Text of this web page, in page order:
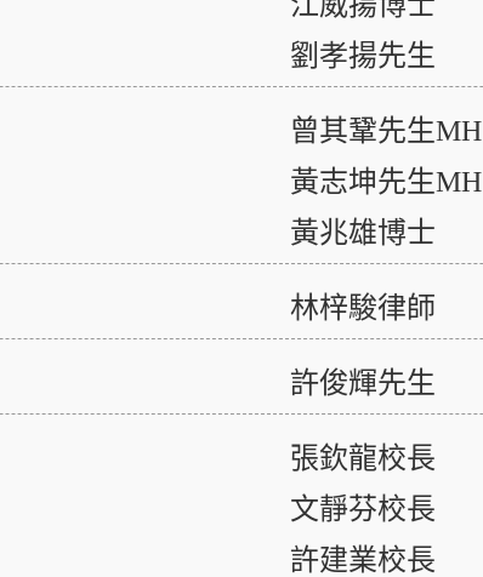
劉孝揚先生
曾其鞏先生MH
黃志坤先生MH
黃兆雄博士
林梓駿律師
許俊輝先生
張欽龍校長
文靜芬校長
許建業校長